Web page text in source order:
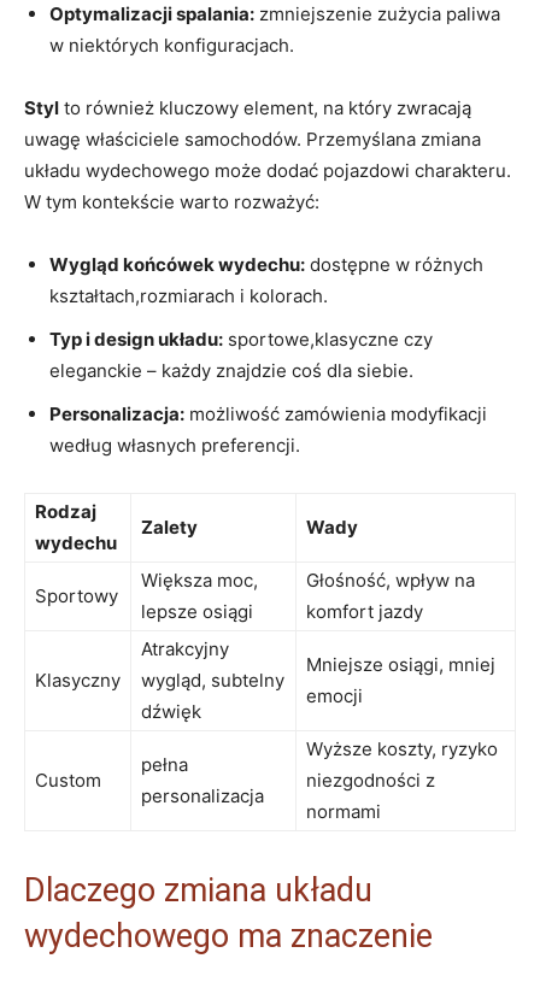
Optymalizacji spalania: zmniejszenie zużycia paliwa
w niektórych konfiguracjach.
Styl to również kluczowy element, na który zwracają
uwagę właściciele samochodów. Przemyślana zmiana
układu wydechowego może dodać pojazdowi charakteru.
W tym kontekście warto rozważyć:
Wygląd końcówek wydechu: dostępne w różnych
kształtach,rozmiarach i kolorach.
Typ i design układu: sportowe,klasyczne czy
eleganckie – każdy znajdzie coś dla siebie.
Personalizacja: możliwość zamówienia modyfikacji
według własnych preferencji.
Rodzaj
wydechu
Zalety Wady
Sportowy
Większa moc,
lepsze osiągi
Głośność, wpływ na
komfort jazdy
Klasyczny
Atrakcyjny
wygląd, subtelny
dźwięk
Mniejsze osiągi, mniej
emocji
Custom
pełna
personalizacja
Wyższe koszty, ryzyko
niezgodności z
normami
Dlaczego zmiana układu
wydechowego ma znaczenie